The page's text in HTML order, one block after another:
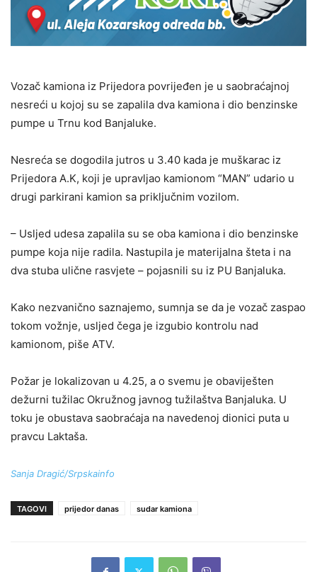
Vozač kamiona iz Prijedora povrijeđen je u saobraćajnoj
nesreći u kojoj su se zapalila dva kamiona i dio benzinske
pumpe u Trnu kod Banjaluke.
Nesreća se dogodila jutros u 3.40 kada je muškarac iz
Prijedora A.K, koji je upravljao kamionom “MAN” udario u
drugi parkirani kamion sa priključnim vozilom.
– Usljed udesa zapalila su se oba kamiona i dio benzinske
pumpe koja nije radila. Nastupila je materijalna šteta i na
dva stuba ulične rasvjete – pojasnili su iz PU Banjaluka.
Kako nezvanično saznajemo, sumnja se da je vozač zaspao
tokom vožnje, usljed čega je izgubio kontrolu nad
kamionom, piše ATV.
Požar je lokalizovan u 4.25, a o svemu je obaviješten
dežurni tužilac Okružnog javnog tužilaštva Banjaluka. U
toku je obustava saobraćaja na navedenoj dionici puta u
pravcu Laktaša.
Sanja Dragić/Srpskainfo
TAGOVI prijedor danas sudar kamiona